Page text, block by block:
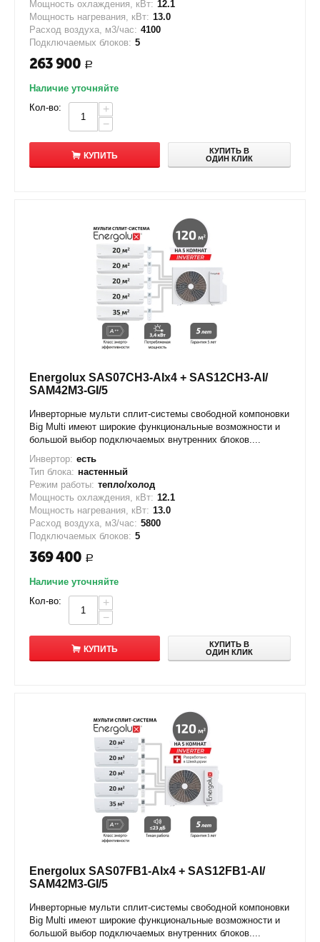
Мощность охлаждения, кВт: 12.1
Мощность нагревания, кВт: 13.0
Расход воздуха, м3/час: 4100
Подключаемых блоков: 5
263 900 Р
Наличие уточняйте
Кол-во:
+
−
КУПИТЬ
КУПИТЬ В
ОДИН КЛИК
Energolux SAS07CH3-AIx4 + SAS12CH3-AI/
SAM42M3-GI/5
Инверторные мульти сплит-системы свободной компоновки
Big Multi имеют широкие функциональные возможности и
большой выбор подключаемых внутренних блоков....
Инвертор: есть
Тип блока: настенный
Режим работы: тепло/холод
Мощность охлаждения, кВт: 12.1
Мощность нагревания, кВт: 13.0
Расход воздуха, м3/час: 5800
Подключаемых блоков: 5
369 400 Р
Наличие уточняйте
Кол-во:
+
−
КУПИТЬ
КУПИТЬ В
ОДИН КЛИК
Energolux SAS07FB1-AIx4 + SAS12FB1-AI/
SAM42M3-GI/5
Инверторные мульти сплит-системы свободной компоновки
Big Multi имеют широкие функциональные возможности и
большой выбор подключаемых внутренних блоков....